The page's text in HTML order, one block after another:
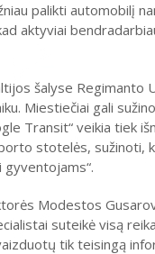
palikti automobilį
aktyviai
šalyse Regimanto
Miestiečiai gali
Transit“ veikia tiek
stotelės, sužinoti,
Modestos
suteikė visą
tik teisingą